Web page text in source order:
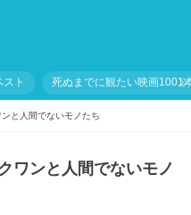
ト 死ぬまでに観たい映画1001
と人間でないモノたち
ワンと人間でないモノ